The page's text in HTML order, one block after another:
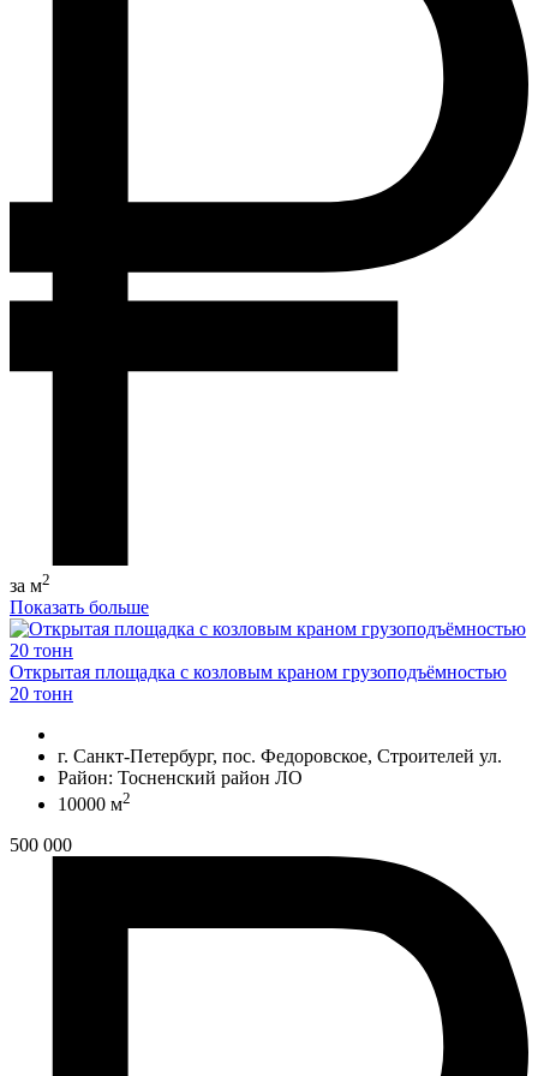
за м2
Показать больше
Открытая площадка с козловым краном грузоподъёмностью
20 тонн
г. Санкт-Петербург, пос. Федоровское, Строителей ул.
Район: Тосненский район ЛО
10000 м2
500 000